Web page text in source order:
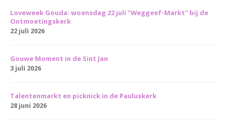
Loveweek Gouda: woensdag 22 juli "Weggeef-Markt" bij de
Ontmoetingskerk
22 juli 2026
Gouwe Moment in de Sint Jan
3 juli 2026
Talentenmarkt en picknick in de Pauluskerk
28 juni 2026